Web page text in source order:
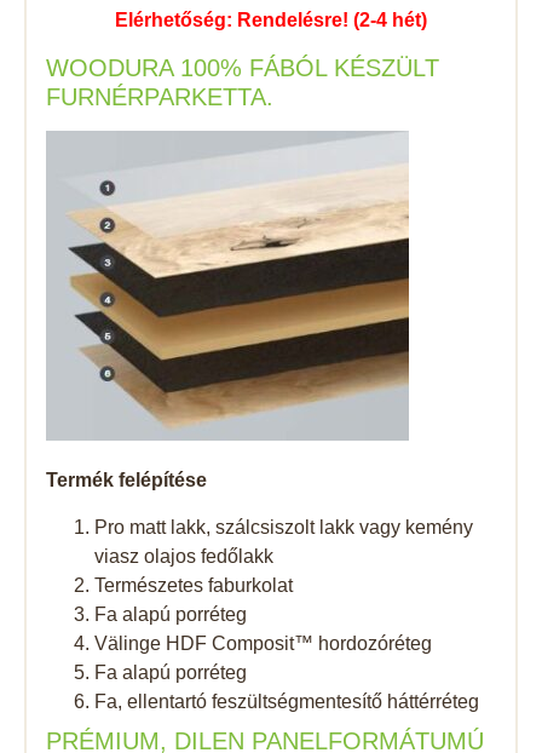
Elérhetőség: Rendelésre! (2-4 hét)
WOODURA 100% FÁBÓL KÉSZÜLT
FURNÉRPARKETTA.
Termék felépítése
Pro matt lakk, szálcsiszolt lakk vagy kemény
viasz olajos fedőlakk
Természetes faburkolat
Fa alapú porréteg
Välinge HDF Composit™ hordozóréteg
Fa alapú porréteg
Fa, ellentartó feszültségmentesítő háttérréteg
PRÉMIUM, DILEN PANELFORMÁTUMÚ